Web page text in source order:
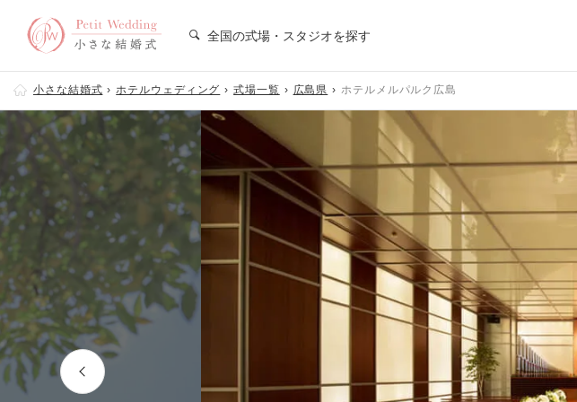
全国の式場・スタジオを探す
小さな結婚式 ホテルウェディング 式場一覧 広島県 ホテルメルパルク広島